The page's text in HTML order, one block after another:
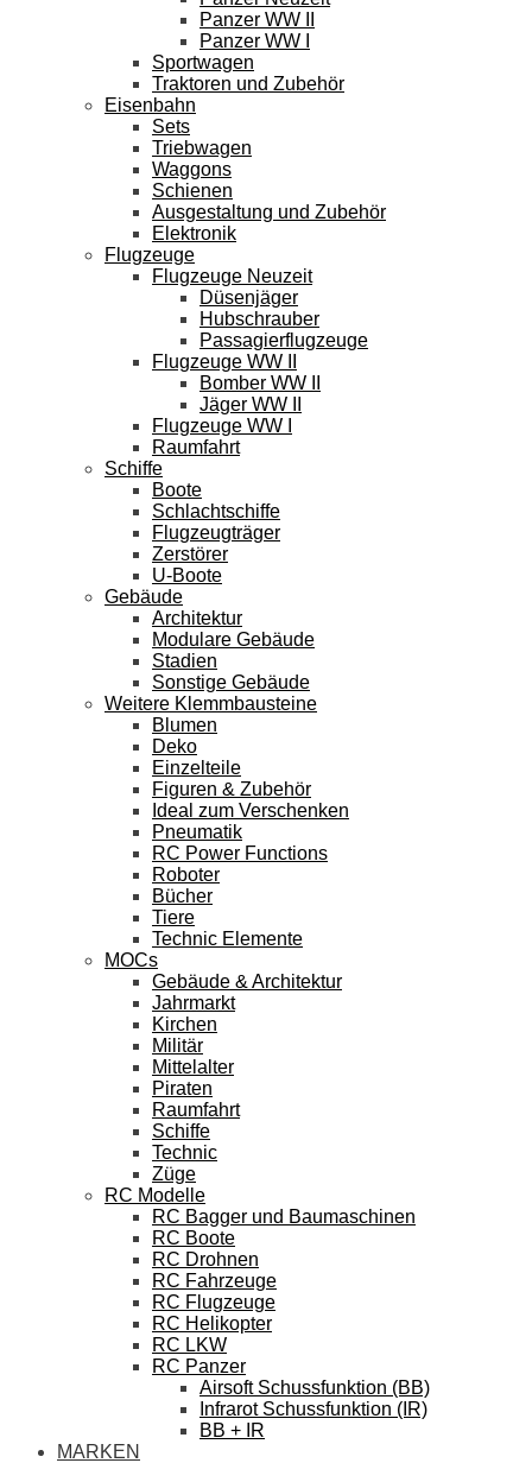
Panzer WW II
Panzer WW I
Sportwagen
Traktoren und Zubehör
Eisenbahn
Sets
Triebwagen
Waggons
Schienen
Ausgestaltung und Zubehör
Elektronik
Flugzeuge
Flugzeuge Neuzeit
Düsenjäger
Hubschrauber
Passagierflugzeuge
Flugzeuge WW II
Bomber WW II
Jäger WW II
Flugzeuge WW I
Raumfahrt
Schiffe
Boote
Schlachtschiffe
Flugzeugträger
Zerstörer
U-Boote
Gebäude
Architektur
Modulare Gebäude
Stadien
Sonstige Gebäude
Weitere Klemmbausteine
Blumen
Deko
Einzelteile
Figuren & Zubehör
Ideal zum Verschenken
Pneumatik
RC Power Functions
Roboter
Bücher
Tiere
Technic Elemente
MOCs
Gebäude & Architektur
Jahrmarkt
Kirchen
Militär
Mittelalter
Piraten
Raumfahrt
Schiffe
Technic
Züge
RC Modelle
RC Bagger und Baumaschinen
RC Boote
RC Drohnen
RC Fahrzeuge
RC Flugzeuge
RC Helikopter
RC LKW
RC Panzer
Airsoft Schussfunktion (BB)
Infrarot Schussfunktion (IR)
BB + IR
MARKEN